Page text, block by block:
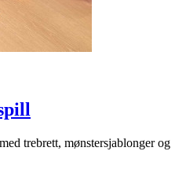
trebrett, mønstersjablonger og